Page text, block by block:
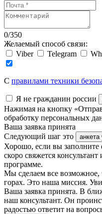
0/350
Желаемый способ связи:
Viber
Telegram
C правилами техники
Я не гражданин россии
Нажимая на кнопку
обработку персональных
Ваша заявка принята
Следующий шаг это
анкета
Хорошо, если вы заполните
скоро свяжется
программе.
Мы сделаем все
горах. Это наша миссия.
Ваша заявка принята. В
наш консультант. Он
радостью ответит на